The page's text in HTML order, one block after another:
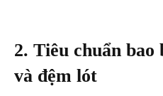
2. Tiêu chuẩn
và đệm lót